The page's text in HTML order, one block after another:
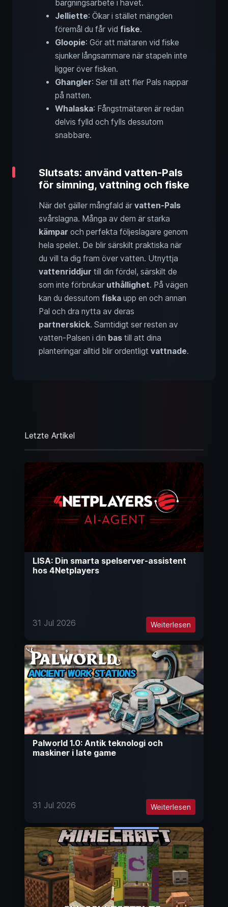
bärgningsarbete i havet.
Jelliette: Ökar i stället mängden
föremål du får vid fiske.
Gloopie: Gör att mätaren vid fiske
sjunker långsammare när stapeln inte
ligger över fisken.
Ghangler: Ser till att fler Pals nappar
på natten.
Whalaska: Fångstmätaren är redan
delvis fylld och fylls dessutom
snabbare.
Slutsats: använd vatten-Pals
för simning, vattning och fiske
När det gäller mångfald är vatten-Pals
svårslagna. Många av dem är starka
kämpar och perfekta följeslagare genom
hela spelet. De blir särskilt praktiska när
du vill ta dig fram över vatten. Utnyttja
vattenriddjur till din fördel, särskilt de
som inte förbrukar uthållighet. På vägen
kan du dessutom fiska upp en och annan
Pal och dra nytta av deras
partnerskick. Samtidigt ser resten av
vatten-Palsen i din bas till att dina
planteringar alltid blir ordentligt vattnade.
Letzte Artikel
LISA: Din smarta spelserver-assistent
hos 4Netplayers
31 Jul 2026 Weiterlesen
Palworld 1.0: Antik teknologi och
maskiner i late game
31 Jul 2026 Weiterlesen